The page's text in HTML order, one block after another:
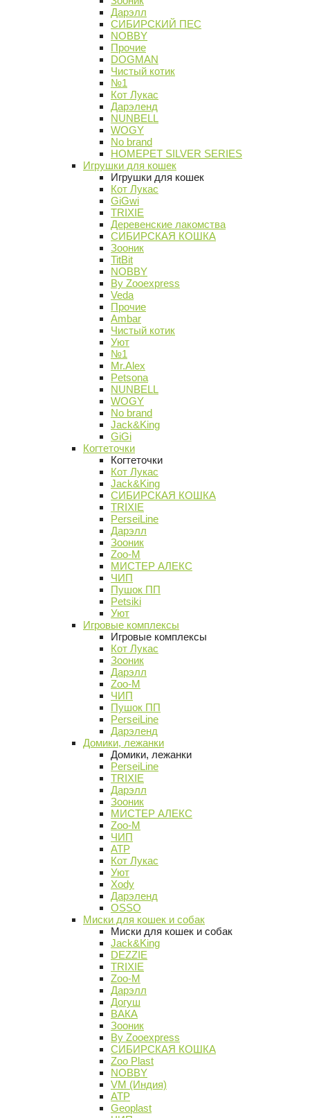
Дарэлл
СИБИРСКИЙ ПЕС
NOBBY
Прочие
DOGMAN
Чистый котик
№1
Кот Лукас
Дарэленд
NUNBELL
WOGY
No brand
HOMEPET SILVER SERIES
Игрушки для кошек
Игрушки для кошек
Кот Лукас
GiGwi
TRIXIE
Деревенские лакомства
СИБИРСКАЯ КОШКА
Зооник
TitBit
NOBBY
By Zooexpress
Veda
Прочие
Ambar
Чистый котик
Уют
№1
Mr.Alex
Petsona
NUNBELL
WOGY
No brand
Jack&King
GiGi
Когтеточки
Когтеточки
Кот Лукас
Jack&King
СИБИРСКАЯ КОШКА
TRIXIE
PerseiLine
Дарэлл
Зооник
Zoo-M
МИСТЕР АЛЕКС
ЧИП
Пушок ПП
Petsiki
Уют
Игровые комплексы
Игровые комплексы
Кот Лукас
Зооник
Дарэлл
Zoo-M
ЧИП
Пушок ПП
PerseiLine
Дарэленд
Домики, лежанки
Домики, лежанки
PerseiLine
TRIXIE
Дарэлл
Зооник
МИСТЕР АЛЕКС
Zoo-M
ЧИП
АТР
Кот Лукас
Уют
Xody
Дарэленд
OSSO
Миски для кошек и собак
Миски для кошек и собак
Jack&King
DEZZIE
TRIXIE
Zoo-M
Дарэлл
Догуш
ВАКА
Зооник
By Zooexpress
СИБИРСКАЯ КОШКА
Zoo Plast
NOBBY
VM (Индия)
АТР
Geoplast